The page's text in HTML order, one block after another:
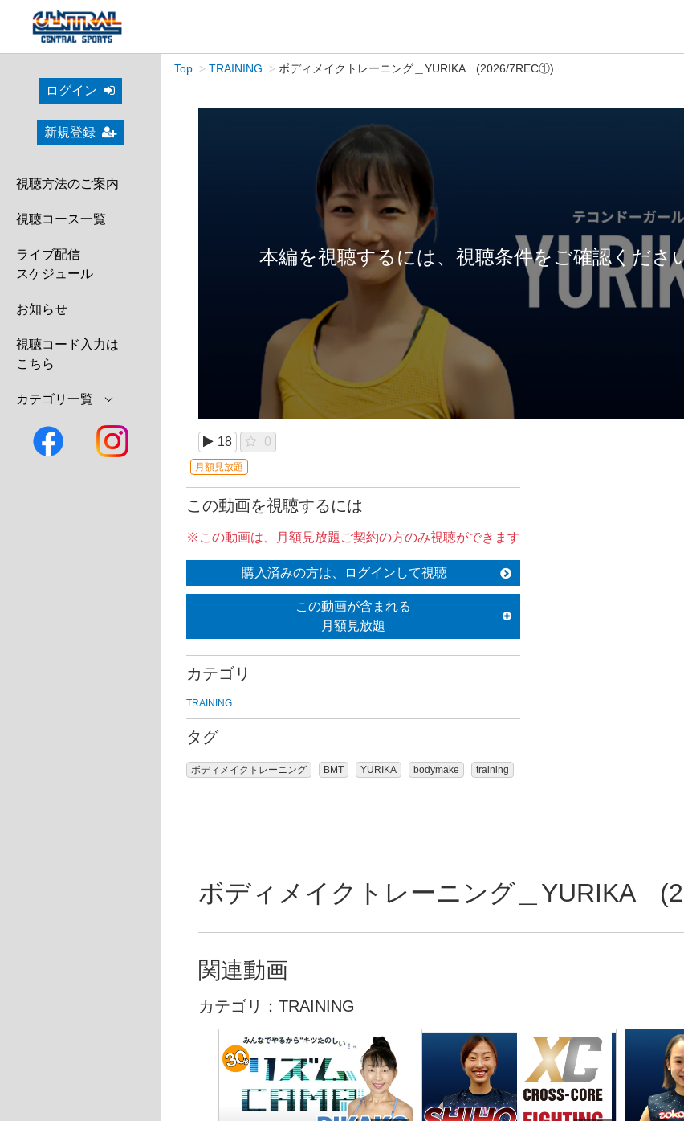
ログイン
新規登録
視聴方法のご案内
視聴コース一覧
ライブ配信
スケジュール
お知らせ
視聴コード入力は
こちら
カテゴリ一覧
Top TRAINING ボディメイクトレーニング＿YURIKA (2026/7REC①)
本編を視聴するには、視聴条件をご確認くださ
18 0
月額見放題
この動画を視聴するには
※この動画は、月額見放題ご契約の方のみ視聴ができます
購入済みの方は、ログインして視聴
この動画が含まれる
月額見放題
カテゴリ
TRAINING
タグ
ボディメイクトレーニング BMT YURIKA bodymake training
ボディメイクトレーニング＿YURIKA
関連動画
カテゴリ：TRAINING